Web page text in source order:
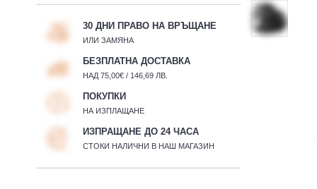
30 ДНИ ПРАВО НА ВРЪЩАНЕ
ИЛИ ЗАМЯНА
БЕЗПЛАТНА ДОСТАВКА
НАД 75,00€ / 146,69 ЛВ.
ПОКУПКИ
НА ИЗПЛАЩАНЕ
ИЗПРАЩАНЕ ДО 24 ЧАСА
СТОКИ НАЛИЧНИ В НАШ МАГАЗИН